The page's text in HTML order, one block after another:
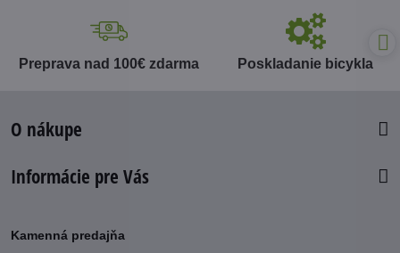
Preprava nad 100€ zdarma Poskladanie bicykla
O nákupe
Informácie pre Vás
Kamenná predajňa